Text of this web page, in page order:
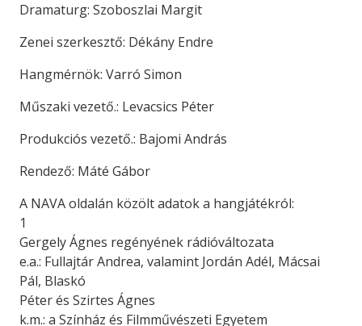
Dramaturg: Szoboszlai Margit
Zenei szerkesztő: Dékány Endre
Hangmérnök: Varró Simon
Műszaki vezető.: Levacsics Péter
Produkciós vezető.: Bajomi András
Rendező: Máté Gábor
A NAVA oldalán közölt adatok a hangjátékról:
1
Gergely Ágnes regényének rádióváltozata
e.a.: Fullajtár Andrea, valamint Jordán Adél, Mácsai
Pál, Blaskó
Péter és Szirtes Ágnes
k.m.: a Színház és Filmművészeti Egyetem